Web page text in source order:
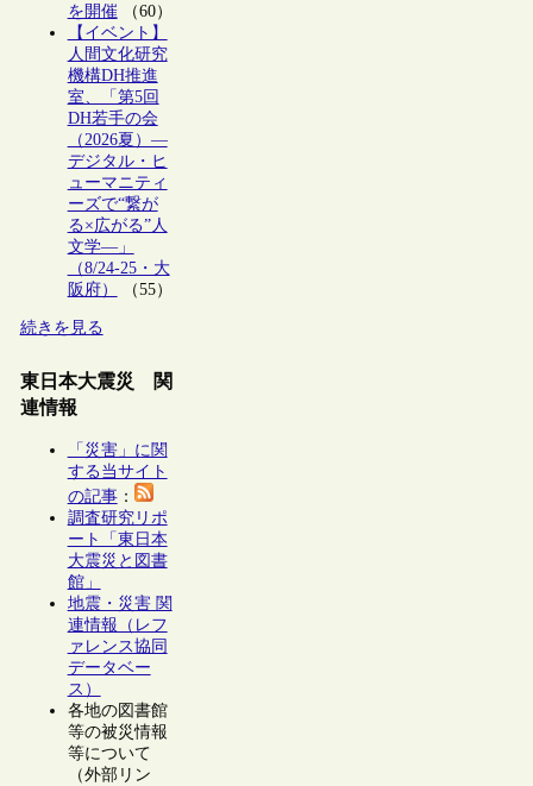
を開催（60）
【イベント】
人間文化研究
機構DH推進
室、「第5回
DH若手の会
（2026夏）―
デジタル・ヒ
ューマニティ
ーズで“繋が
る×広がる”人
文学―」
（8/24-25・大
阪府）
（55）
続きを見る
東日本大震災 関
連情報
「災害」に関
する当サイト
の記事：
調査研究リポ
ート「東日本
大震災と図書
館」
地震・災害 関
連情報（レフ
ァレンス協同
データベー
ス）
各地の図書館
等の被災情報
等について
（外部リン